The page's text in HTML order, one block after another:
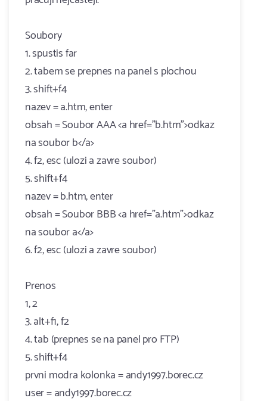
Soubory
1. spustis far
2. tabem se prepnes na panel s plochou
3. shift+f4
nazev = a.htm, enter
obsah = Soubor AAA <a href="b.htm">odkaz
na soubor b</a>
4. f2, esc (ulozi a zavre soubor)
5. shift+f4
nazev = b.htm, enter
obsah = Soubor BBB <a href="a.htm">odkaz
na soubor a</a>
6. f2, esc (ulozi a zavre soubor)
Prenos
1, 2
3. alt+f1, f2
4. tab (prepnes se na panel pro FTP)
5. shift+f4
prvni modra kolonka = andy1997.borec.cz
user = andy1997.borec.cz